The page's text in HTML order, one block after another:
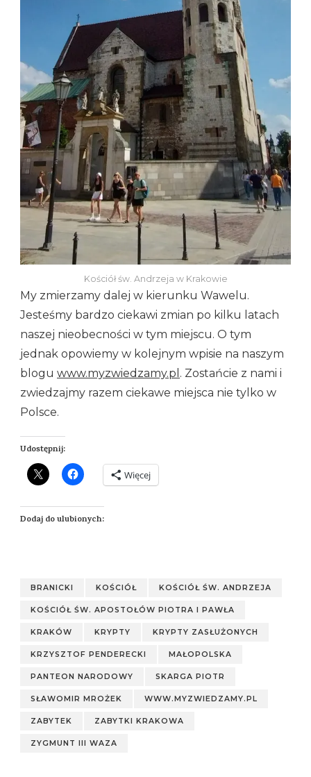
Kościół św. Andrzeja w Krakowie
My zmierzamy dalej w kierunku Wawelu.
Jesteśmy bardzo ciekawi zmian po kilku latach
naszej nieobecności w tym miejscu. O tym
jednak opowiemy w kolejnym wpisie na naszym
blogu www.myzwiedzamy.pl . Zostańcie z nami i
zwiedzajmy razem ciekawe miejsca nie tylko w
Polsce.
Udostępnij:
Więcej
Dodaj do ulubionych:
BRANICKI KOŚCIÓŁ KOŚCIÓŁ ŚW. ANDRZEJA
KOŚCIÓŁ ŚW. APOSTOŁÓW PIOTRA I PAWŁA
KRAKÓW KRYPTY KRYPTY ZASŁUŻONYCH
KRZYSZTOF PENDERECKI MAŁOPOLSKA
PANTEON NARODOWY SKARGA PIOTR
SŁAWOMIR MROŻEK WWW.MYZWIEDZAMY.PL
ZABYTEK ZABYTKI KRAKOWA
ZYGMUNT III WAZA